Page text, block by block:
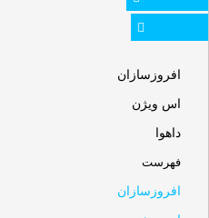
افروزسازان
اس ویژن
داهوا
فهرست
افروزسازان